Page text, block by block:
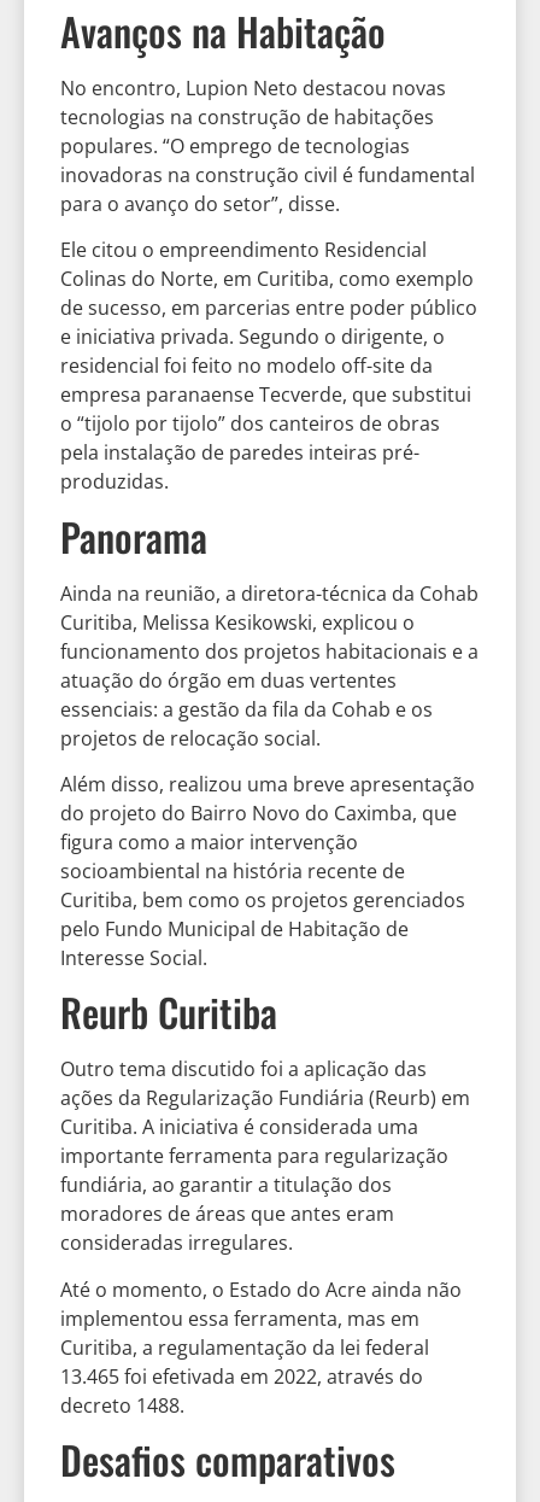
Avanços na Habitação
No encontro, Lupion Neto destacou novas
tecnologias na construção de habitações
populares. “O emprego de tecnologias
inovadoras na construção civil é fundamental
para o avanço do setor”, disse.
Ele citou o empreendimento Residencial
Colinas do Norte, em Curitiba, como exemplo
de sucesso, em parcerias entre poder público
e iniciativa privada. Segundo o dirigente, o
residencial foi feito no modelo off-site da
empresa paranaense Tecverde, que substitui
o “tijolo por tijolo” dos canteiros de obras
pela instalação de paredes inteiras pré-
produzidas.
Panorama
Ainda na reunião, a diretora-técnica da Cohab
Curitiba, Melissa Kesikowski, explicou o
funcionamento dos projetos habitacionais e a
atuação do órgão em duas vertentes
essenciais: a gestão da fila da Cohab e os
projetos de relocação social.
Além disso, realizou uma breve apresentação
do projeto do Bairro Novo do Caximba, que
figura como a maior intervenção
socioambiental na história recente de
Curitiba, bem como os projetos gerenciados
pelo Fundo Municipal de Habitação de
Interesse Social.
Reurb Curitiba
Outro tema discutido foi a aplicação das
ações da Regularização Fundiária (Reurb) em
Curitiba. A iniciativa é considerada uma
importante ferramenta para regularização
fundiária, ao garantir a titulação dos
moradores de áreas que antes eram
consideradas irregulares.
Até o momento, o Estado do Acre ainda não
implementou essa ferramenta, mas em
Curitiba, a regulamentação da lei federal
13.465 foi efetivada em 2022, através do
decreto 1488.
Desafios comparativos